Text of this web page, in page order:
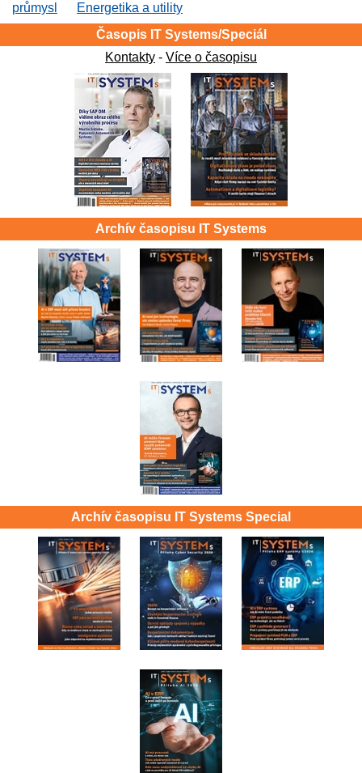
průmysl
Energetika a utility
Časopis IT Systems/Speciál
Kontakty - Více o časopisu
Archív časopisu IT Systems
Archív časopisu IT Systems Special